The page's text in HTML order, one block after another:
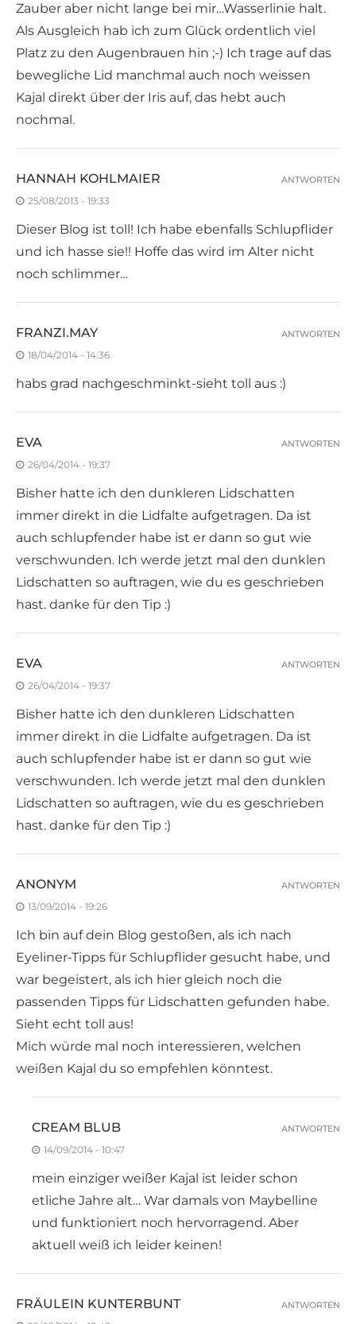
Zauber aber nicht lange bei mir…Wasserlinie halt.
Als Ausgleich hab ich zum Glück ordentlich viel
Platz zu den Augenbrauen hin ;-) Ich trage auf das
bewegliche Lid manchmal auch noch weissen
Kajal direkt über der Iris auf, das hebt auch
nochmal.
HANNAH KOHLMAIER
25/08/2013 - 19:33
Dieser Blog ist toll! Ich habe ebenfalls Schlupflider
und ich hasse sie!! Hoffe das wird im Alter nicht
noch schlimmer…
ANTWORTEN
FRANZI.MAY
18/04/2014 - 14:36
habs grad nachgeschminkt-sieht toll aus :)
ANTWORTEN
EVA
26/04/2014 - 19:37
Bisher hatte ich den dunkleren Lidschatten
immer direkt in die Lidfalte aufgetragen. Da ist
auch schlupfender habe ist er dann so gut wie
verschwunden. Ich werde jetzt mal den dunklen
Lidschatten so auftragen, wie du es geschrieben
hast. danke für den Tip :)
ANTWORTEN
EVA
26/04/2014 - 19:37
Bisher hatte ich den dunkleren Lidschatten
immer direkt in die Lidfalte aufgetragen. Da ist
auch schlupfender habe ist er dann so gut wie
verschwunden. Ich werde jetzt mal den dunklen
Lidschatten so auftragen, wie du es geschrieben
hast. danke für den Tip :)
ANTWORTEN
ANONYM
13/09/2014 - 19:26
Ich bin auf dein Blog gestoßen, als ich nach
Eyeliner-Tipps für Schlupflider gesucht habe, und
war begeistert, als ich hier gleich noch die
passenden Tipps für Lidschatten gefunden habe.
Sieht echt toll aus!
Mich würde mal noch interessieren, welchen
weißen Kajal du so empfehlen könntest.
ANTWORTEN
CREAM BLUB
14/09/2014 - 10:47
mein einziger weißer Kajal ist leider schon
etliche Jahre alt… War damals von Maybelline
und funktioniert noch hervorragend. Aber
aktuell weiß ich leider keinen!
ANTWORTEN
FRÄULEIN KUNTERBUNT ANTWORTEN